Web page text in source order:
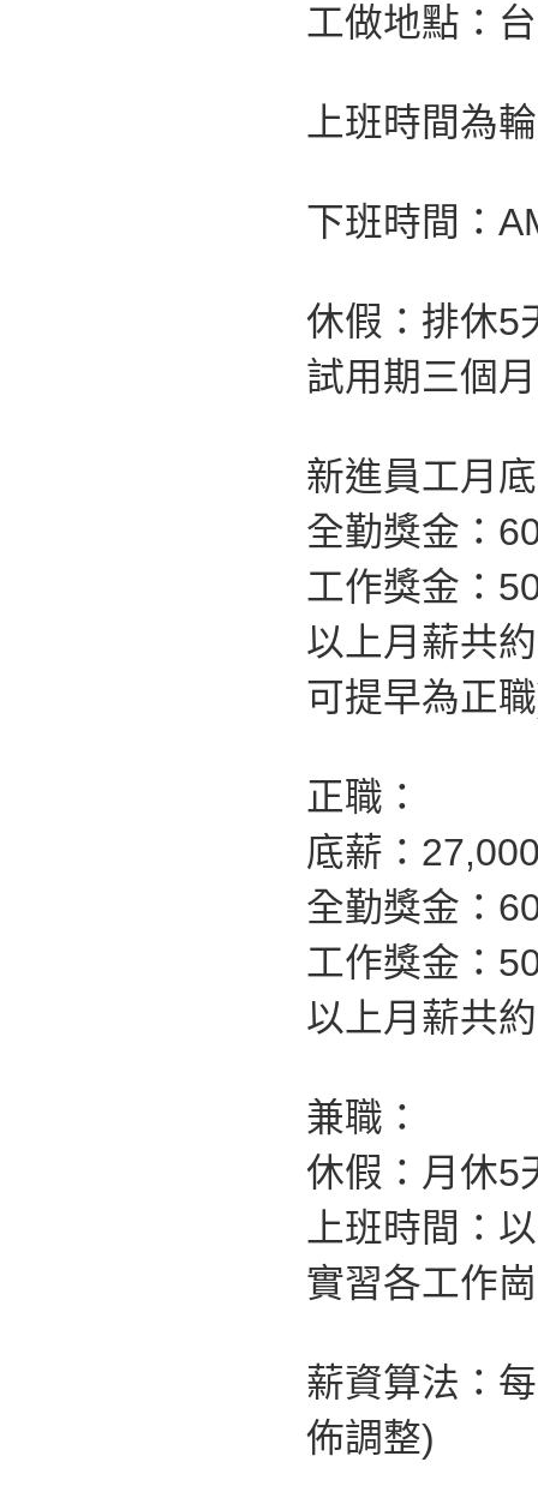
工做地點：
上班時間為
下班時間：
休假：排休5
試用期三個
新進員工月
全勤獎金：
工作獎金：
以上月薪共
可提早為正
正職：
底薪：
全勤獎金：
工作獎金：
以上月薪共
兼職：
休假：月休5
上班時間：
實習各工作
薪資算法：
佈調整)